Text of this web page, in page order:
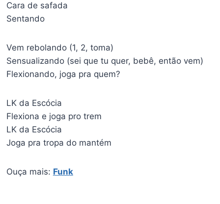
Cara de safada
Sentando
Vem rebolando (1, 2, toma)
Sensualizando (sei que tu quer, bebê, então vem)
Flexionando, joga pra quem?
LK da Escócia
Flexiona e joga pro trem
LK da Escócia
Joga pra tropa do mantém
Ouça mais: Funk